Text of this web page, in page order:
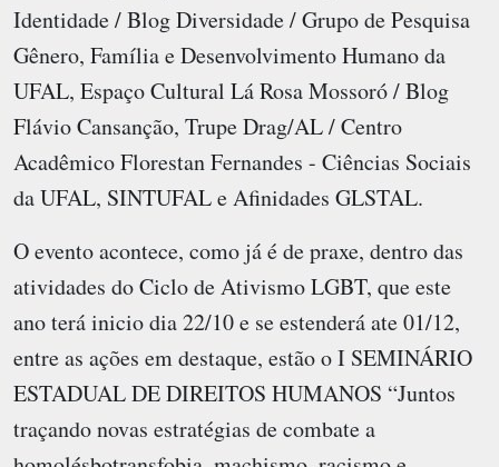
Identidade / Blog Diversidade / Grupo de Pesquisa
Gênero, Família e Desenvolvimento Humano da
UFAL, Espaço Cultural Lá Rosa Mossoró / Blog
Flávio Cansanção, Trupe Drag/AL / Centro
Acadêmico Florestan Fernandes - Ciências Sociais
da UFAL, SINTUFAL e Afinidades GLSTAL.
O evento acontece, como já é de praxe, dentro das
atividades do Ciclo de Ativismo LGBT, que este
ano terá inicio dia 22/10 e se estenderá ate 01/12,
entre as ações em destaque, estão o I SEMINÁRIO
ESTADUAL DE DIREITOS HUMANOS “Juntos
traçando novas estratégias de combate a